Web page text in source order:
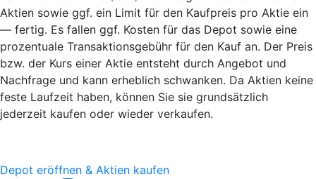
Aktien sowie ggf. ein Limit für den Kaufpreis pro Aktie ein
— fertig. Es fallen ggf. Kosten für das Depot sowie eine
prozentuale Transaktionsgebühr für den Kauf an. Der Preis
bzw. der Kurs einer Aktie entsteht durch Angebot und
Nachfrage und kann erheblich schwanken. Da Aktien keine
feste Laufzeit haben, können Sie sie grundsätzlich
jederzeit kaufen oder wieder verkaufen.
Depot eröffnen & Aktien kaufen